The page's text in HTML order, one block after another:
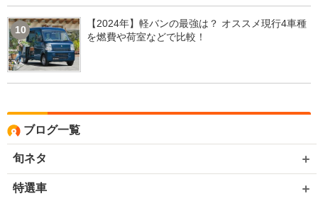
10
【2024年】軽バンの最強は？ オススメ現行4車種
を燃費や荷室などで比較！
ブログ一覧
旬ネタ
特選車